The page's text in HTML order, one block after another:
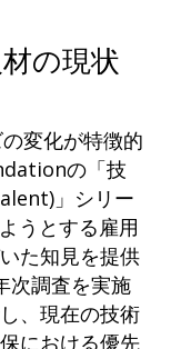
の現状
変化が特徴的
の「技
」シリー
うとする雇用
た知見を提供
次調査を実施
、現在の技術
における優先